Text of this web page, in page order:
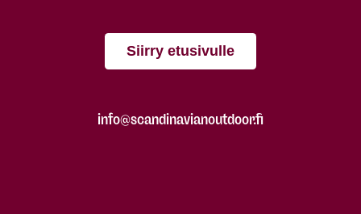
Siirry etusivulle
info@scandinavianoutdoor.fi